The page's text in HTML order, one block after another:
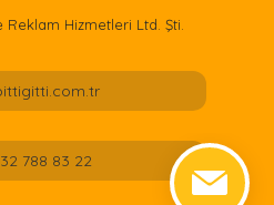
Reklam Hizmetleri Ltd. Şti.
788 83 22